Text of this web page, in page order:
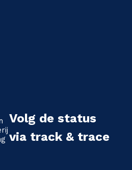
Volg de status
via track & trace